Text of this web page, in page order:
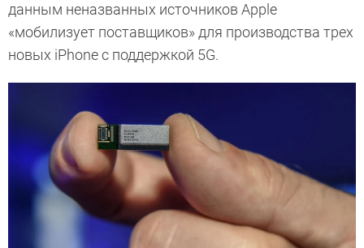
данным неназванных источников Apple
«мобилизует поставщиков» для производства трех
новых iPhone с поддержкой 5G.